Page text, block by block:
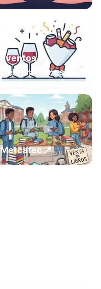
Eventos y
Celebraciones
Mercatec📍